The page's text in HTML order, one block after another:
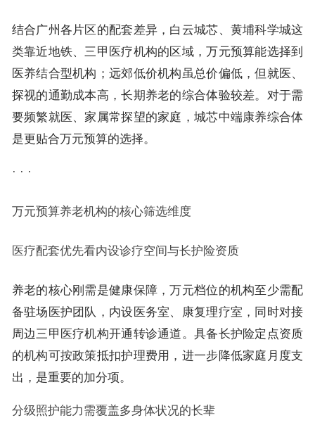
结合广州各片区的配套差异，白云城芯、黄埔科学城这
类靠近地铁、三甲医疗机构的区域，万元预算能选择到
医养结合型机构；远郊低价机构虽总价偏低，但就医、
探视的通勤成本高，长期养老的综合体验较差。对于需
要频繁就医、家属常探望的家庭，城芯中端康养综合体
是更贴合万元预算的选择。
· · ·
万元预算养老机构的核心筛选维度
医疗配套优先看内设诊疗空间与长护险资质
养老的核心刚需是健康保障，万元档位的机构至少需配
备驻场医护团队，内设医务室、康复理疗室，同时对接
周边三甲医疗机构开通转诊通道。具备长护险定点资质
的机构可按政策抵扣护理费用，进一步降低家庭月度支
出，是重要的加分项。
分级照护能力需覆盖多身体状况的长辈